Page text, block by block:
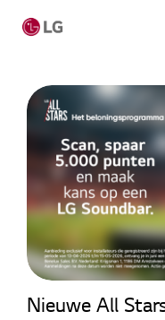
Producten
LG Academy
Service
ToolsNieuwe All